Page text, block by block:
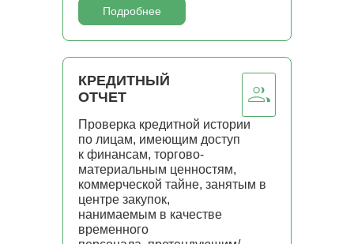
Подробнее
КРЕДИТНЫЙ
ОТЧЕТ
Проверка кредитной истории
по лицам, имеющим доступ
к финансам, торгово-
материальным ценностям,
коммерческой тайне, занятым в
центре закупок,
нанимаемым в качестве
временного